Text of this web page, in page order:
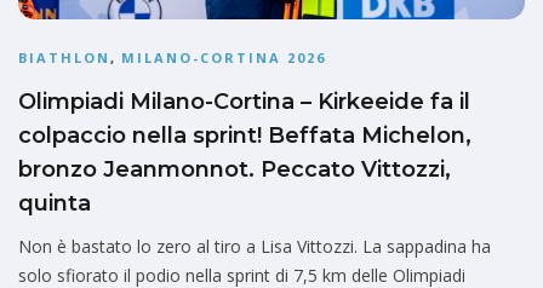
BIATHLON , MILANO-CORTINA 2026
Olimpiadi Milano-Cortina – Kirkeeide fa il
colpaccio nella sprint! Beffata Michelon,
bronzo Jeanmonnot. Peccato Vittozzi,
quinta
Non è bastato lo zero al tiro a Lisa Vittozzi. La sappadina ha
solo sfiorato il podio nella sprint di 7,5 km delle Olimpiadi